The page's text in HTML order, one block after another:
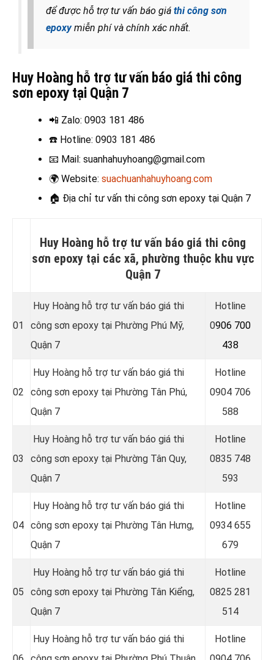
để được hỗ trợ tư vấn báo giá thi công sơn
epoxymiễn phí và chính xác nhất.
Huy Hoàng hỗ trợ tư vấn báo giá thi công
sơn epoxy tại Quận 7
📲 Zalo: 0903 181 486
☎️ Hotline: 0903 181 486
📧 Mail: suanhahuyhoang@gmail.com
🌍 Website: suachuanhahuyhoang.com
🏠 Địa chỉ tư vấn thi công sơn epoxy tại Quận 7
Huy Hoàng hỗ trợ tư vấn báo giá thi công
sơn epoxy tại các xã, phường thuộc khu vực
Quận 7
01
Huy Hoàng hỗ trợ tư vấn báo giá thi
công sơn epoxy tại Phường Phú Mỹ,
Quận 7
Hotline
0906 700
438
02
Huy Hoàng hỗ trợ tư vấn báo giá thi
công sơn epoxy tại Phường Tân Phú,
Quận 7
Hotline
0904 706
588
03
Huy Hoàng hỗ trợ tư vấn báo giá thi
công sơn epoxy tại Phường Tân Quy,
Quận 7
Hotline
0835 748
593
04
Huy Hoàng hỗ trợ tư vấn báo giá thi
công sơn epoxy tại Phường Tân Hưng,
Quận 7
Hotline
0934 655
679
05
Huy Hoàng hỗ trợ tư vấn báo giá thi
công sơn epoxy tại Phường Tân Kiểng,
Quận 7
Hotline
0825 281
514
Huy Hoàng hỗ trợ tư vấn báo giá thi
Hotline